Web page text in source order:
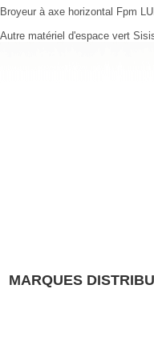
Broyeur à axe horizontal Fpm
Autre matériel d'espace vert
MARQUES